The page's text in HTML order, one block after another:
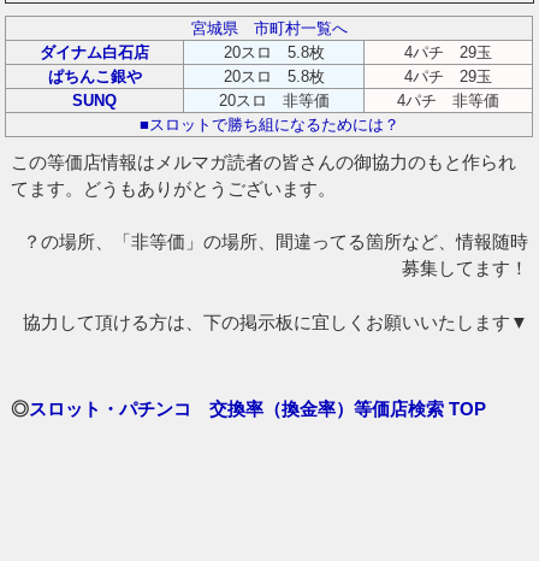
宮城県 市町村一覧へ
ダイナム白石店
20スロ 5.8枚
4パチ 29玉
ぱちんこ銀や
20スロ 5.8枚
4パチ 29玉
SUNQ
20スロ 非等価
4パチ 非等価
■スロットで勝ち組になるためには？
この等価店情報はメルマガ読者の皆さんの御協力のもと作られ
てます。どうもありがとうございます。
？の場所、「非等価」の場所、間違ってる箇所など、情報随時
募集してます！
協力して頂ける方は、下の掲示板に宜しくお願いいたします▼
◎スロット・パチンコ 交換率（換金率）等価店検索 TOP